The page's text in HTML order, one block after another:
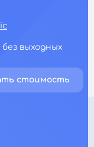
выходных
стоимость